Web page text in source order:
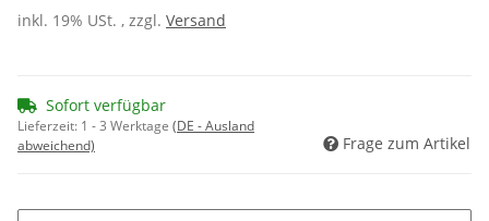
inkl. 19% USt. , zzgl. Versand
Sofort verfügbar
Lieferzeit: 1 - 3 Werktage (DE - Ausland
abweichend)
Frage zum Artikel